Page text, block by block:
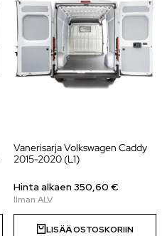
Vanerisarja Volkswagen Caddy
2015-2020 (L1)
Hinta alkaen350,60 €
LISÄÄ OSTOSKORIIN